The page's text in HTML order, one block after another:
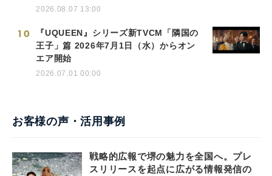
2026.08.07 13:00
10
『UQUEEN』シリーズ新TVCM「隣国の
王子」篇 2026年7月1日（水）からオン
エア開始
2026.07.01 00:00
お客様の声・活用事例
戦略的広報で堺の魅力を全国へ。プレ
スリリースを起点に広がる情報発信の